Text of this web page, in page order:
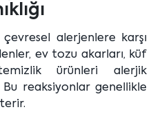
alerjenlere karşı
ev tozu akarları, küf
ürünleri alerjik
reaksiyonlar genellikle